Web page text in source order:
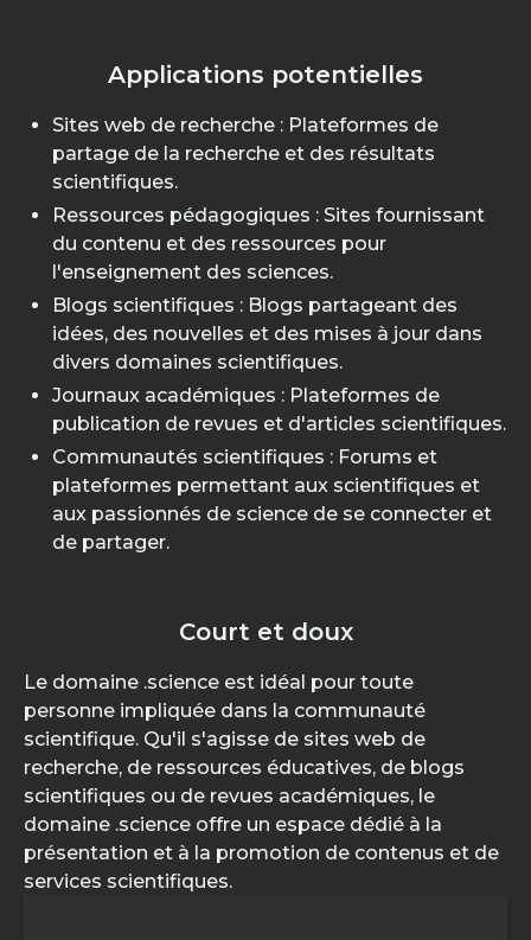
Applications potentielles
Sites web de recherche : Plateformes de
partage de la recherche et des résultats
scientifiques.
Ressources pédagogiques : Sites fournissant
du contenu et des ressources pour
l'enseignement des sciences.
Blogs scientifiques : Blogs partageant des
idées, des nouvelles et des mises à jour dans
divers domaines scientifiques.
Journaux académiques : Plateformes de
publication de revues et d'articles scientifiques.
Communautés scientifiques : Forums et
plateformes permettant aux scientifiques et
aux passionnés de science de se connecter et
de partager.
Court et doux
Le domaine .science est idéal pour toute
personne impliquée dans la communauté
scientifique. Qu'il s'agisse de sites web de
recherche, de ressources éducatives, de blogs
scientifiques ou de revues académiques, le
domaine .science offre un espace dédié à la
présentation et à la promotion de contenus et de
services scientifiques.